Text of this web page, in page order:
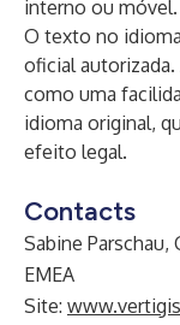
interno ou
O texto no
oficial
como uma
idioma original,
efeito legal.
Contacts
Sabine
EMEA
Site: